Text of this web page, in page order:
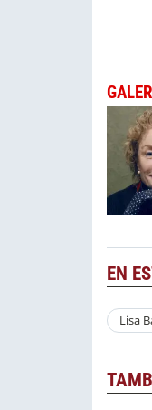
EN
Lisa